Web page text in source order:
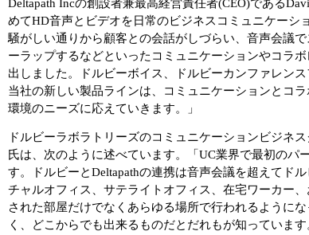
Deltapath Incの創設者兼最高経営責任者(CEO)である
めてHD音声とビデオを日常のビジネスコミュニケーシ
騒がしい通りから顧客との会話がしづらい、音声会議
ーラップするなどといったコミュニケーションやコラ
出しました。ドルビーボイス、ドルビーカンファレン
当社の新しい製品ラインは、コミュニケーションとコ
環境のニーズに応えていきます。」
ドルビーラボラトリーズのコミュニケーションビジネ
氏は、次のように述べています。「UC業界で最初のパ
す。ドルビーとDeltapathの連携は音声会議を超えてド
チャルオフィス、サテライトオフィス、在宅ワーカー
された部屋だけでなくあらゆる場所で行われるように
く、どこからでも出来るものだとだれもが知っていま